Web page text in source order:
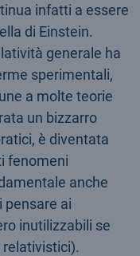
infatti a essere
di Einstein.
generale ha
sperimentali,
a molte teorie
un bizzarro
è diventata
fenomeni
anche
pensare ai
inutilizzabili se